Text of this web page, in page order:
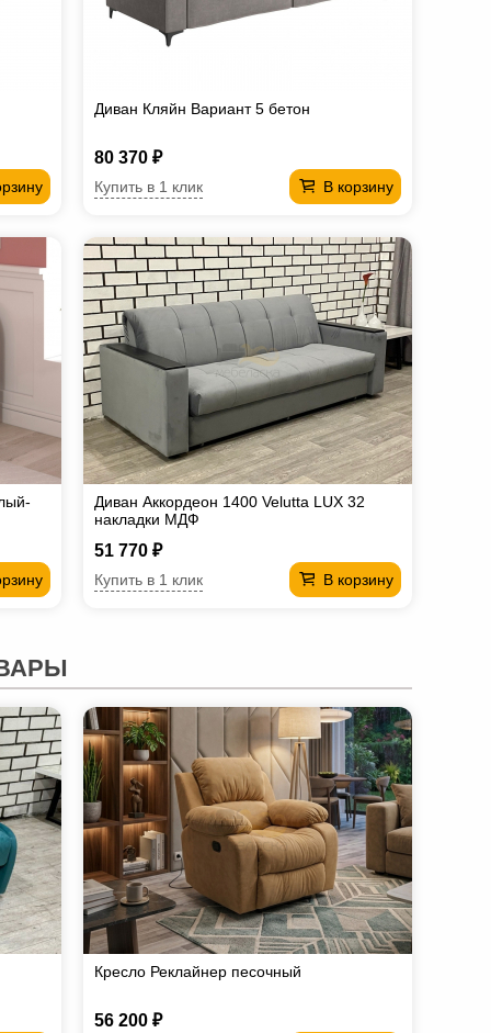
Диван Кляйн Вариант 5 бетон
80 370 ₽
В корзину
Купить в 1 клик
Диван Аккордеон 1400 Velutta LUX 32
накладки МДФ
51 770 ₽
В корзину
Купить в 1 клик
Кресло Реклайнер песочный
56 200 ₽